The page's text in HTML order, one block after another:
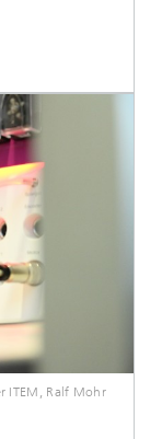
ITEM, Ralf Mohr